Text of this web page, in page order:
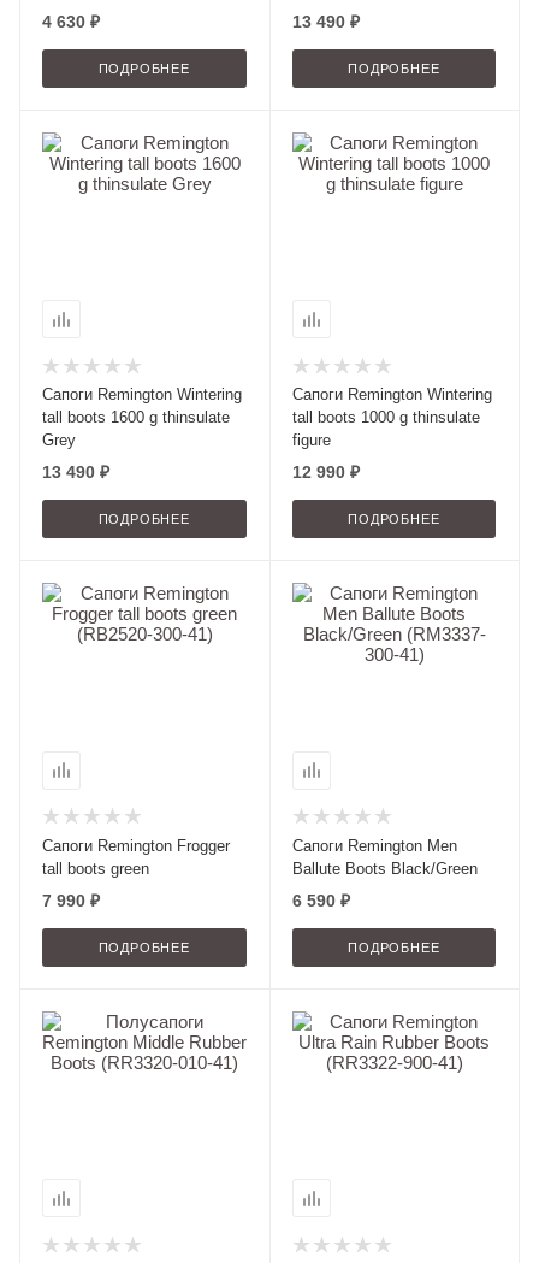
4 630 ₽
ПОДРОБНЕЕ
13 490 ₽
ПОДРОБНЕЕ
Сапоги Remington Wintering
tall boots 1600 g thinsulate
Grey
13 490 ₽
ПОДРОБНЕЕ
Сапоги Remington Wintering
tall boots 1000 g thinsulate
figure
12 990 ₽
ПОДРОБНЕЕ
Сапоги Remington Frogger
tall boots green
7 990 ₽
ПОДРОБНЕЕ
Сапоги Remington Men
Вallute Boots Black/Green
6 590 ₽
ПОДРОБНЕЕ